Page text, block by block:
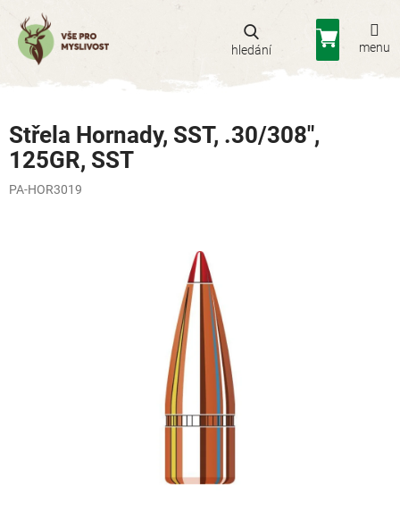
obsah
Nákupní
košík
Střela Hornady, SST, .30/308",
125GR, SST
PA-HOR3019